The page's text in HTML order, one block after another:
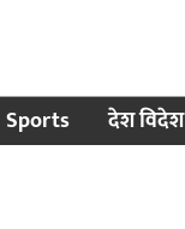
Sports देश विदेश